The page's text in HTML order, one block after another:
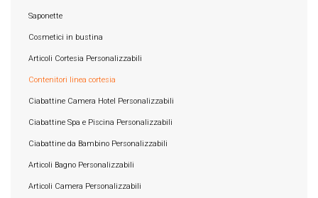
Saponette
Cosmetici in bustina
Articoli Cortesia Personalizzabili
Contenitori linea cortesia
Ciabattine Camera Hotel Personalizzabili
Ciabattine Spa e Piscina Personalizzabili
Ciabattine da Bambino Personalizzabili
Articoli Bagno Personalizzabili
Articoli Camera Personalizzabili